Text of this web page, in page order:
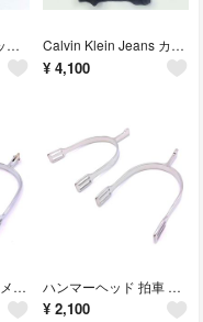
パーリーゲイツ ビッグトートバッグ ロッカーバッグ ブラック PEARLY GATES ゴルフ Calvin Klein Jeans カルバンクライン ジーンズ 半袖 Tシャツ クルーネック コットン XL ホワイト/ブラック J30J314544 刺繍ロゴ
¥ 4,100
輪拍 丸リング 拍車 メンズ 乗馬 馬術 ハンマーヘッド 拍車 レディース 乗馬 馬術
¥ 2,100